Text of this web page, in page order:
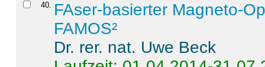
40. FAser-basierter Magneto-
FAMOS²
Dr. rer. nat. Uwe Beck